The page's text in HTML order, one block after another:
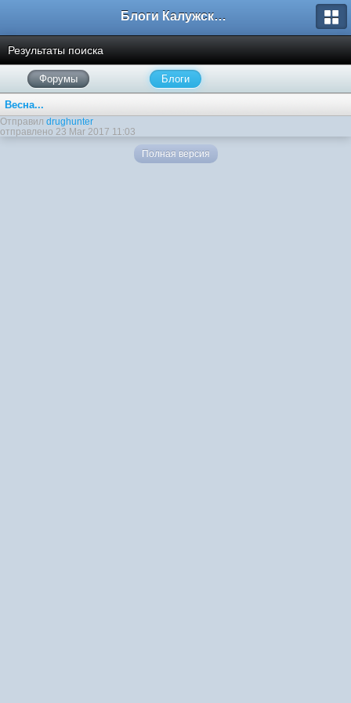
Блоги Калужского перекрестка
Результаты поиска
Форумы Блоги
Весна...
Отправил drughunter
отправлено 23 Mar 2017 11:03
Полная версия